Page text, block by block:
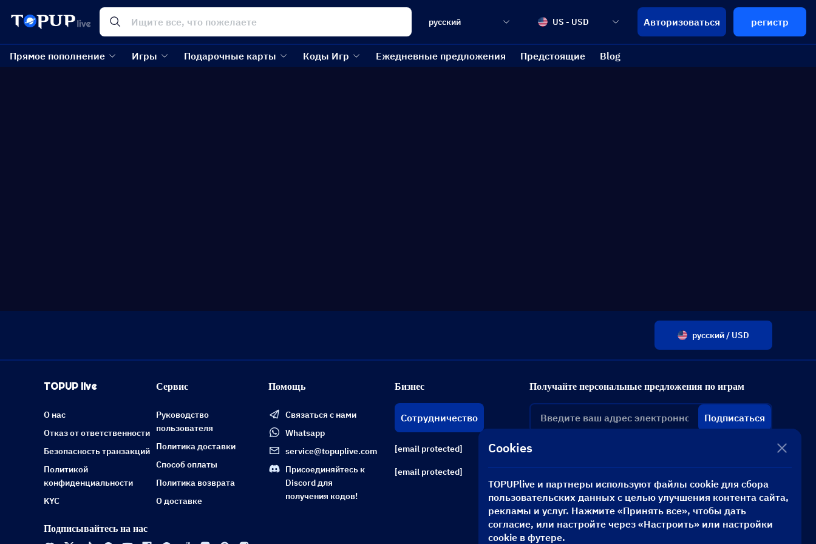
русский US - USD Авторизоваться регистр
Прямое пополнение Игры Подарочные карты Коды Игр Ежедневные предложения Предстоящие Blog
русский / USD
TOPUP live
О нас
Отказ от ответственности
Безопасность транзакций
Политикой
конфиденциальности
KYC
Сервис
Руководство
пользователя
Политика доставки
Способ оплаты
Политика возврата
О доставке
Помощь
Связаться с нами
Whatsapp
service@topuplive.com
Присоединяйтесь к
Discord для
получения кодов!
Бизнес
Сотрудничество
[email protected]
[email protected]
Получайте персональные предложения по играм
Подписаться
Подписывайтесь на нас
Cookies
TOPUPlive и партнеры используют файлы cookie для сбора
пользовательских данных с целью улучшения контента сайта,
рекламы и услуг. Нажмите «Принять все», чтобы дать
согласие, или настройте через «Настроить» или настройки
cookie в футере.